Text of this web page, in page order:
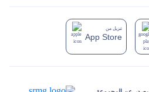
تنزيل من
App Store